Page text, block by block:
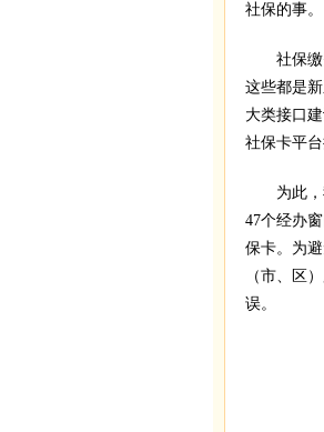
社保的事。
社保缴费
这些都是
大类接口
社保卡平
为此，我
47个经办
保卡。为
（市、区
误。